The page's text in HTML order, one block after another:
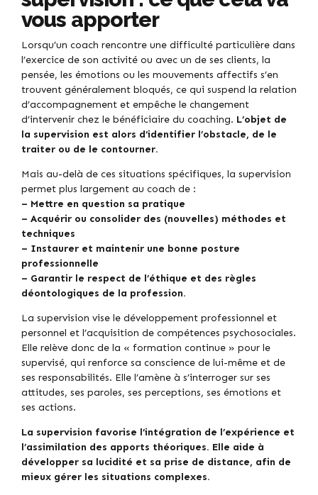
vous apporter
Lorsqu’un coach rencontre une difficulté particulière dans
l’exercice de son activité ou avec un de ses clients, la
pensée, les émotions ou les mouvements affectifs s’en
trouvent généralement bloqués, ce qui suspend la relation
d’accompagnement et empêche le changement
d’intervenir chez le bénéficiaire du coaching. L’objet de
la supervision est alors d’identifier l’obstacle, de le
traiter ou de le contourner.
Mais au-delà de ces situations spécifiques, la supervision
permet plus largement au coach de :
– Mettre en question sa pratique
– Acquérir ou consolider des (nouvelles) méthodes et
techniques
– Instaurer et maintenir une bonne posture
professionnelle
– Garantir le respect de l’éthique et des règles
déontologiques de la profession.
La supervision vise le développement professionnel et
personnel et l’acquisition de compétences psychosociales.
Elle relève donc de la « formation continue » pour le
supervisé, qui renforce sa conscience de lui-même et de
ses responsabilités. Elle l’amène à s’interroger sur ses
attitudes, ses paroles, ses perceptions, ses émotions et
ses actions.
La supervision favorise l’intégration de l’expérience et
l’assimilation des apports théoriques. Elle aide à
développer sa lucidité et sa prise de distance, afin de
mieux gérer les situations complexes.